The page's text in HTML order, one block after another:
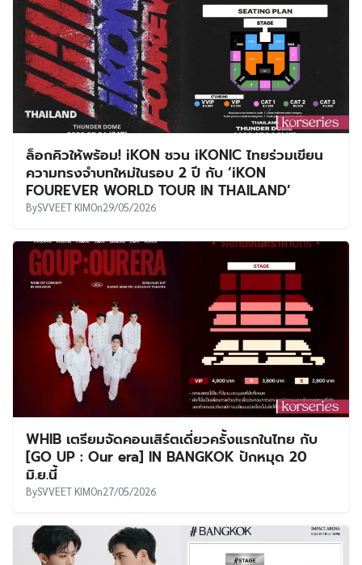
ล็อกคิวให้พร้อม! iKON ชวน iKONIC ไทยร่วมเขียน
ความทรงจำบทใหม่ในรอบ 2 ปี กับ ‘iKON
FOUREVER WORLD TOUR IN THAILAND’
BySVVEET KIMOn29/05/2026
WHIB เตรียมจัดคอนเสิร์ตเดี่ยวครั้งแรกในไทย กับ
[GO UP : Our era] IN BANGKOK ปักหมุด 20
มิ.ย.นี้
BySVVEET KIMOn27/05/2026